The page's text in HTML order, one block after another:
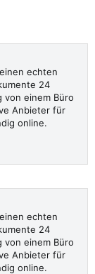
echten
24
von einem Büro
Anbieter für
online.
echten
24
von einem Büro
Anbieter für
online.